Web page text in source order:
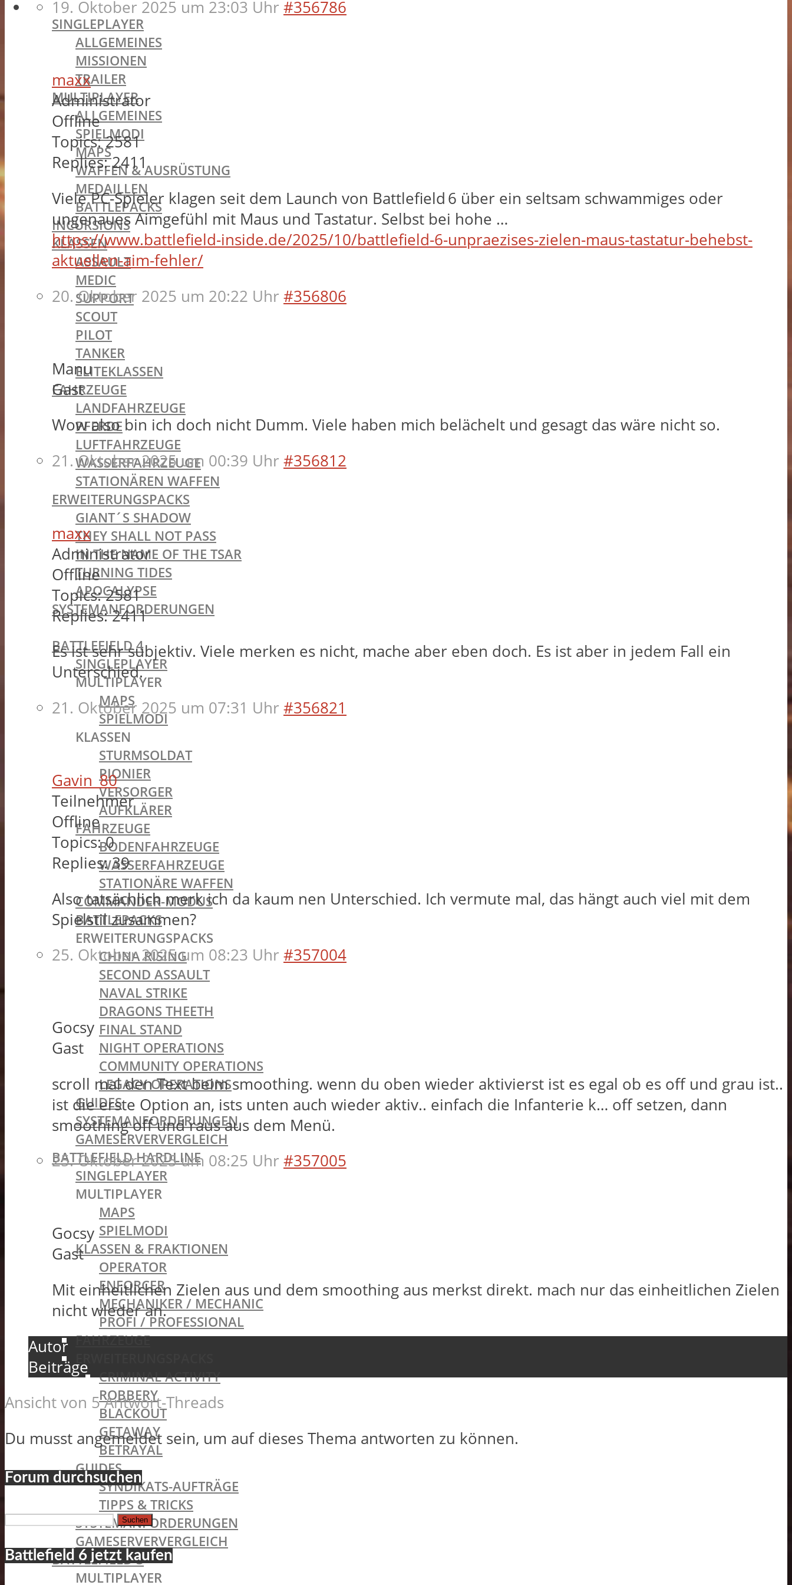
BATTLEFIELD 1
SINGLEPLAYER
ALLGEMEINES
MISSIONEN
TRAILER
MULTIPLAYER
ALLGEMEINES
SPIELMODI
MAPS
WAFFEN & AUSRÜSTUNG
MEDAILLEN
BATTLEPACKS
INCURSIONS
KLASSEN
ASSAULT
MEDIC
SUPPORT
SCOUT
PILOT
TANKER
ELITEKLASSEN
FAHRZEUGE
LANDFAHRZEUGE
PFERDE
LUFTFAHRZEUGE
WASSERFAHRZEUGE
STATIONÄREN WAFFEN
ERWEITERUNGSPACKS
GIANT´S SHADOW
THEY SHALL NOT PASS
IN THE NAME OF THE TSAR
TURNING TIDES
APOCALYPSE
SYSTEMANFORDERUNGEN
BATTLEFIELD OLDIES
BATTLEFIELD 4
SINGLEPLAYER
MULTIPLAYER
MAPS
SPIELMODI
KLASSEN
STURMSOLDAT
PIONIER
VERSORGER
AUFKLÄRER
FAHRZEUGE
BODENFAHRZEUGE
WASSERFAHRZEUGE
STATIONÄRE WAFFEN
COMMANDER-MODUS
BATTLEPACKS
ERWEITERUNGSPACKS
CHINA RISING
SECOND ASSAULT
NAVAL STRIKE
DRAGONS THEETH
FINAL STAND
NIGHT OPERATIONS
COMMUNITY OPERATIONS
LEGACY OPERATIONS
GUIDES
SYSTEMANFORDERUNGEN
GAMESERVERVERGLEICH
BATTLEFIELD HARDLINE
SINGLEPLAYER
MULTIPLAYER
MAPS
SPIELMODI
KLASSEN & FRAKTIONEN
OPERATOR
ENFORCER
MECHANIKER / MECHANIC
PROFI / PROFESSIONAL
FAHRZEUGE
CRIMINAL ACTIVITY
ROBBERY
BLACKOUT
GETAWAY
BETRAYAL
GUIDES
SYNDIKATS-AUFTRÄGE
TIPPS & TRICKS
SYSTEMANFORDERUNGEN
GAMESERVERVERGLEICH
BATTLEFIELD 3
MULTIPLAYER
19. Oktober 2025 um 23:03 Uhr #356786
maxx
Administrator
Offline
Topics: 2581
Replies: 2411
Viele PC-Spieler klagen seit dem Launch von Battlefield 6 über ein seltsam schwammiges oder
ungenaues Aimgefühl mit Maus und Tastatur. Selbst bei hohe …
https://www.battlefield-inside.de/2025/10/battlefield-6-unpraezises-zielen-maus-tastatur-behebst-
aktuellen-aim-fehler/
20. Oktober 2025 um 20:22 Uhr #356806
Manu
Gast
Wow also bin ich doch nicht Dumm. Viele haben mich belächelt und gesagt das wäre nicht so.
21. Oktober 2025 um 00:39 Uhr #356812
maxx
Administrator
Offline
Topics: 2581
Replies: 2411
Es ist sehr subjektiv. Viele merken es nicht, mache aber eben doch. Es ist aber in jedem Fall ein
Unterschied.
21. Oktober 2025 um 07:31 Uhr #356821
Gavin_80
Teilnehmer
Offline
Topics: 0
Replies: 39
Also tatsächlich merk ich da kaum nen Unterschied. Ich vermute mal, das hängt auch viel mit dem
Spielstil zusammen?
25. Oktober 2025 um 08:23 Uhr #357004
Gocsy
Gast
scroll mal den Text beim smoothing. wenn du oben wieder aktivierst ist es egal ob es off und grau ist..
ist die erste Option an, ists unten auch wieder aktiv.. einfach die Infanterie k… off setzen, dann
smoothing off und raus aus dem Menü.
25. Oktober 2025 um 08:25 Uhr #357005
Gocsy
Gast
Mit einheitlichen Zielen aus und dem smoothing aus merkst direkt. mach nur das einheitlichen Zielen
nicht wieder an.
Autor
Beiträge
Ansicht von 5 Antwort-Threads
Du musst angemeldet sein, um auf dieses Thema antworten zu können.
Forum durchsuchen
Suchen
Battlefield 6 jetzt kaufen